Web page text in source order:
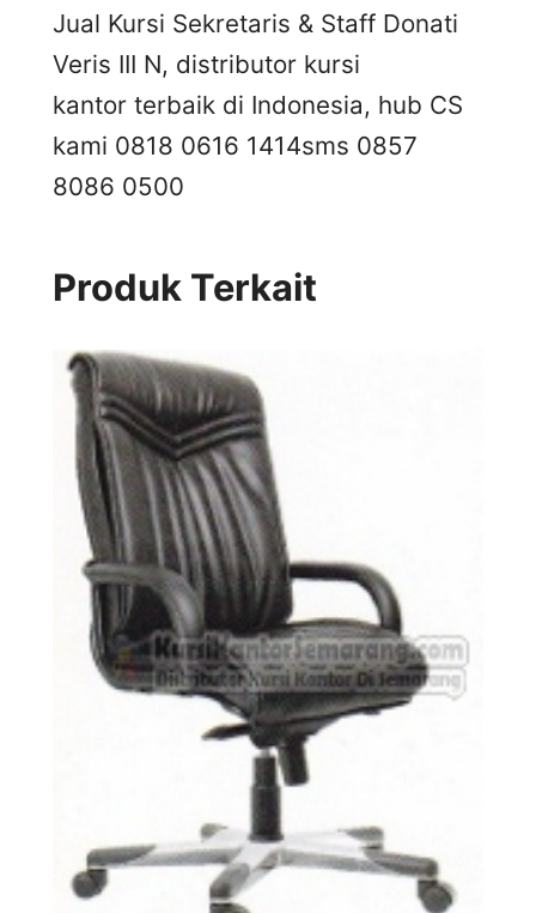
Jual Kursi Sekretaris & Staff Donati
Veris III N, distributor kursi
kantor terbaik di Indonesia, hub CS
kami 0818 0616 1414sms 0857
8086 0500
Produk Terkait